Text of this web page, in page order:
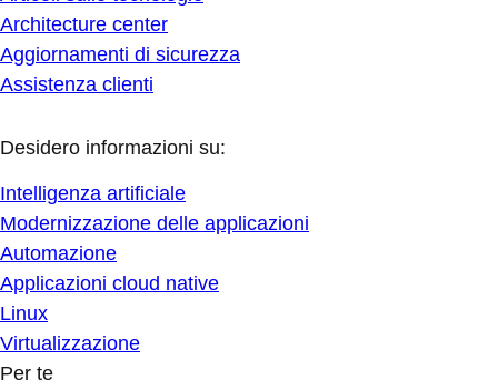
Architecture center
Aggiornamenti di sicurezza
Assistenza clienti
Desidero informazioni su:
Intelligenza artificiale
Modernizzazione delle applicazioni
Automazione
Applicazioni cloud native
Linux
Virtualizzazione
Per te